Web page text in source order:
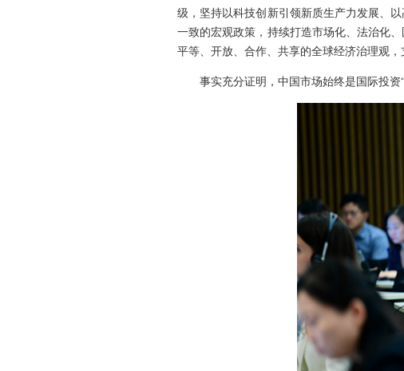
级，坚持以科技创新引领新质生产力发展、
一致的宏观政策，持续打造市场化、法治化
平等、开放、合作、共享的全球经济治理观
事实充分证明，中国市场始终是国际投资